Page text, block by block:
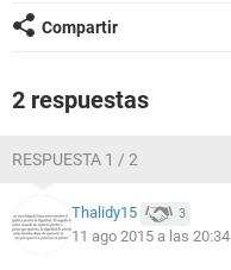
Compartir
2 respuestas
RESPUESTA 1 / 2
Thalidy15 3
11 ago 2015 a las 20:34